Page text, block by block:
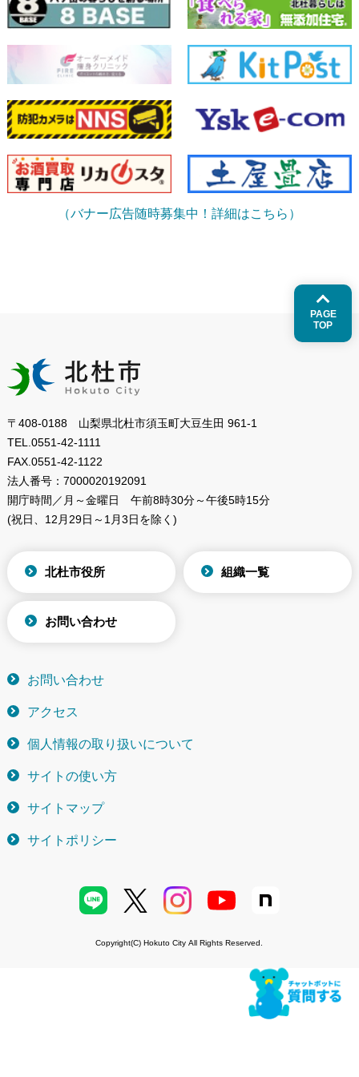
（バナー広告随時募集中！詳細はこちら）
PAGE
TOP
〒408-0188 山梨県北杜市須玉町大豆生田 961-1
TEL. 0551-42-1111
FAX. 0551-42-1122
法人番号： 7000020192091
開庁時間／月～金曜日
午前8時30分～午後5時15分
(祝日、12月29日～1月3日を除く)
北杜市役所 組織一覧
お問い合わせ
お問い合わせ
アクセス
個人情報の取り扱いについて
サイトの使い方
サイトマップ
サイトポリシー
Copyright(C) Hokuto City All Rights Reserved.